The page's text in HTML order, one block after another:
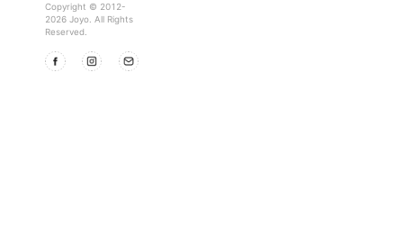
Copyright © 2012-
2026 Joyo. All Rights
Reserved.